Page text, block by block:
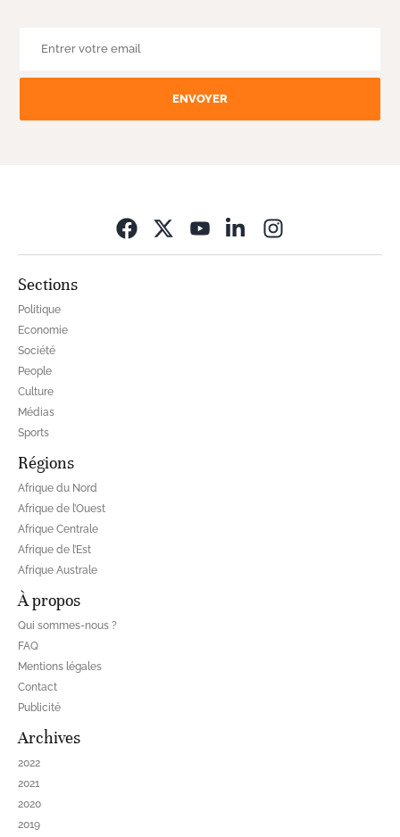
ENVOYER
Sections
Politique
Economie
Société
People
Culture
Médias
Sports
Régions
Afrique du Nord
Afrique de l’Ouest
Afrique Centrale
Afrique de l’Est
Afrique Australe
À propos
Qui sommes-nous ?
FAQ
Mentions légales
Contact
Publicité
Archives
2022
2021
2020
2019